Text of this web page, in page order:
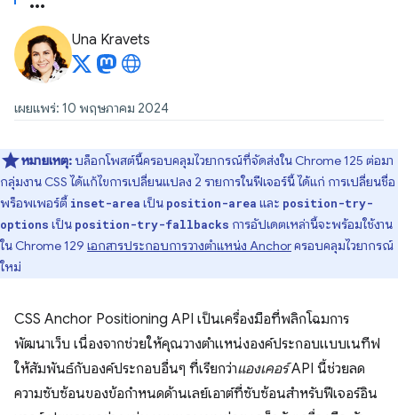
Una Kravets
เผยแพร่: 10 พฤษภาคม 2024
หมายเหตุ: บล็อกโพสต์นี้ครอบคลุมไวยากรณ์ที่จัดส่งใน Chrome 125 ต่อมา
กลุ่มงาน CSS ได้แก้ไขการเปลี่ยนแปลง 2 รายการในฟีเจอร์นี้ ได้แก่ การเปลี่ยนชื่อ
พร็อพเพอร์ตี้ inset-area เป็น position-area และ position-try-
options เป็น position-try-fallbacks การอัปเดตเหล่านี้จะพร้อมใช้งาน
ใน Chrome 129 เอกสารประกอบการวางตำแหน่ง Anchorครอบคลุมไวยากรณ์
ใหม่
CSS Anchor Positioning API เป็นเครื่องมือที่พลิกโฉมการ
พัฒนาเว็บ เนื่องจากช่วยให้คุณวางตําแหน่งองค์ประกอบแบบเนทีฟ
ให้สัมพันธ์กับองค์ประกอบอื่นๆ ที่เรียกว่าแองเคอร์API นี้ช่วยลด
ความซับซ้อนของข้อกำหนดด้านเลย์เอาต์ที่ซับซ้อนสำหรับฟีเจอร์อิน